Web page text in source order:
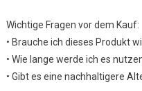
Wichtige Fragen vor dem Kauf:
• Brauche ich dieses Produkt
• Wie lange werde ich es
• Gibt es eine nachhaltigere